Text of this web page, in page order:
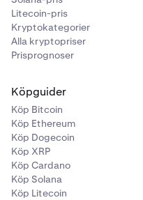
•
Var vaksam mot
information
organisationen och
Rapportera ett
eller en känsla av
förhastat beslut.
Hitta den officiella
postadressen du
• Var försiktig med
bra för att vara sant,
plattformen:
Håll all
officiella
Rapportera
Litecoin-pris
Kryptokategorier
Alla kryptopriser
Prisprognoser
Köpguider
Köp Bitcoin
Köp Ethereum
Köp Dogecoin
Köp XRP
Köp Cardano
Köp Solana
Köp Litecoin